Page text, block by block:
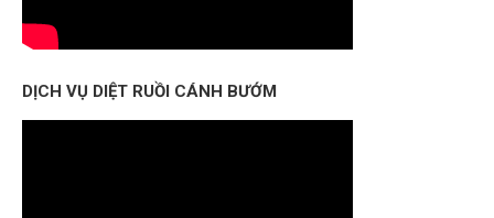
DỊCH VỤ DIỆT RUỒI CÁNH BƯỚM